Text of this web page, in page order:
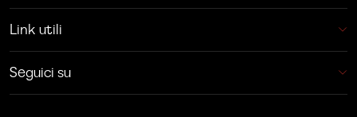
Link utili
Seguici su